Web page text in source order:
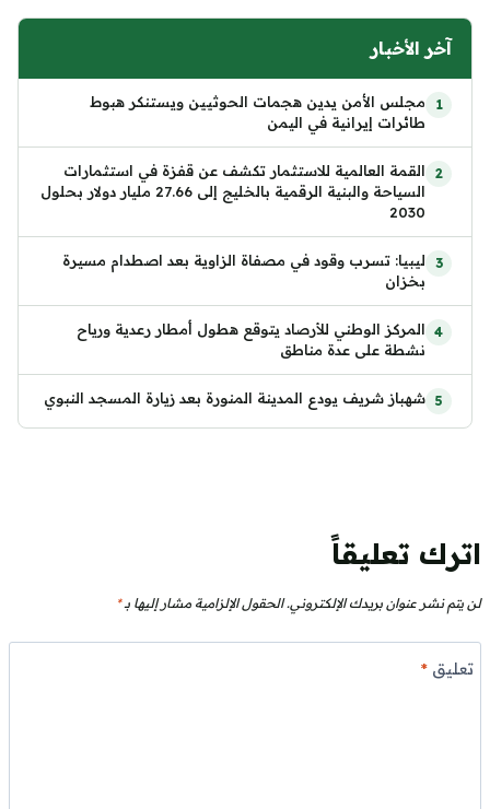
آخر الأخبار
مجلس الأمن يدين هجمات الحوثيين ويستنكر هبوط
طائرات إيرانية في اليمن
القمة العالمية للاستثمار تكشف عن قفزة في استثمارات
السياحة والبنية الرقمية بالخليج إلى 27.66 مليار دولار بحلول
2030
ليبيا: تسرب وقود في مصفاة الزاوية بعد اصطدام مسيرة
بخزان
المركز الوطني للأرصاد يتوقع هطول أمطار رعدية ورياح
نشطة على عدة مناطق
شهباز شريف يودع المدينة المنورة بعد زيارة المسجد النبوي
اترك تعليقاً
لن يتم نشر عنوان بريدك الإلكتروني. الحقول الإلزامية مشار إليها بـ*
تعليق*